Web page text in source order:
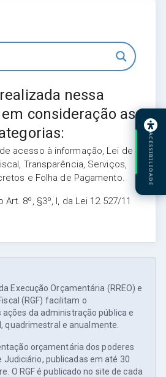
nessa
consideração as
acesso à informação, Lei de
Transparência, Serviços,
e Folha de Pagamento.
8º, §3º, I, da Lei 12.527/11
Execução Orçamentária (RREO) e
(RGF) facilitam o
da administração pública e
quadrimestral e anualmente.
orçamentária dos poderes
Judiciário, publicadas em até 30
O RGF é publicado no site de cada
ACESSIBILIDADE